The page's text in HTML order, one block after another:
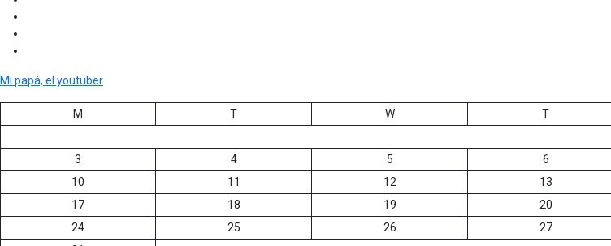
Mi papá, el youtuber
M T W T
3
4 5 6
10
11 12 13
17
18 19 20
24
25 26 27